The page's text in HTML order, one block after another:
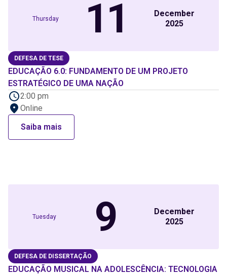
Thursday 11
December
2025
DEFESA DE TESE
EDUCAÇÃO 6.0: FUNDAMENTO DE UM PROJETO
ESTRATÉGICO DE UMA NAÇÃO
2:00 pm
Online
Saiba mais
Tuesday 9
December
2025
DEFESA DE DISSERTAÇÃO
EDUCAÇÃO MUSICAL NA ADOLESCÊNCIA: TECNOLOGIA